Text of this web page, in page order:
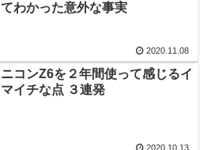
てわかった意外な事実
2020.11.08
ニコンZ6を２年間使って感じるイ
マイチな点 ３連発
2020.10.13